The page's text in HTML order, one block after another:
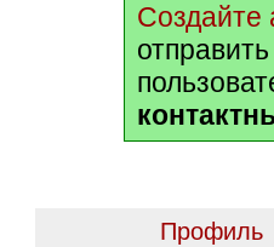
Создайте
Профиль